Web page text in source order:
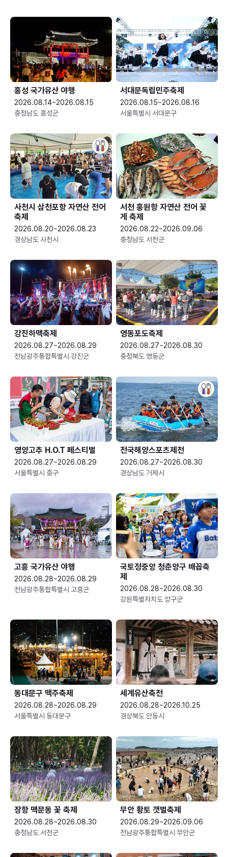
홍성 국가유산 야행
2026.08.14~2026.08.15
충청남도 홍성군
서대문독립민주축제
2026.08.15~2026.08.16
서울특별시 서대문구
사천시 삼천포항 자연산 전어
축제
2026.08.20~2026.08.23
경상남도 사천시
서천 홍원항 자연산 전어 꽃
게 축제
2026.08.22~2026.09.06
충청남도 서천군
강진하맥축제
2026.08.27~2026.08.29
전남광주통합특별시 강진군
영동포도축제
2026.08.27~2026.08.30
충청북도 영동군
영양고추 H.O.T 페스티벌
2026.08.27~2026.08.29
서울특별시 중구
전국해양스포츠제전
2026.08.27~2026.08.30
경상남도 거제시
고흥 국가유산 야행
2026.08.28~2026.08.29
전남광주통합특별시 고흥군
국토정중앙 청춘양구 배꼽축
제
2026.08.28~2026.08.30
강원특별자치도 양구군
동대문구 맥주축제
2026.08.28~2026.08.29
서울특별시 동대문구
세계유산축전
2026.08.28~2026.10.25
경상북도 안동시
장항 맥문동 꽃 축제
2026.08.28~2026.08.30
충청남도 서천군
무안 황토 갯벌축제
2026.08.29~2026.09.06
전남광주통합특별시 무안군